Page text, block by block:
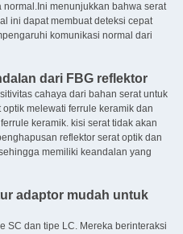
menunjukkan bahwa serat
ini dapat membuat deteksi cepat
komunikasi normal dari
dari FBG reflektor
cahaya dari bahan serat untuk
melewati ferrule keramik dan
keramik. kisi serat tidak akan
reflektor serat optik dan
memiliki keandalan yang
adaptor mudah untuk
SC dan tipe LC. Mereka berinteraksi